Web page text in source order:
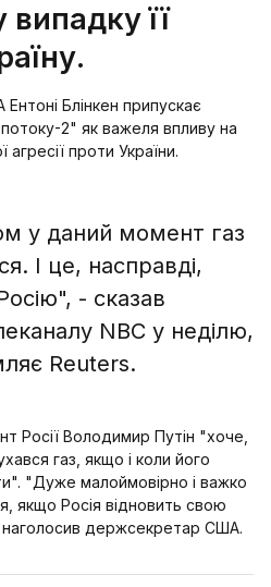
її
Блінкен припускає
2" як важеля впливу на
агресії проти України.
у даний момент газ
І це, насправді,
- сказав
NBC у неділю,
Reuters.
Росії Володимир Путін "хоче,
газ, якщо і коли його
"Дуже малоймовірно і важко
якщо Росія відновить свою
наголосив держсекретар США.